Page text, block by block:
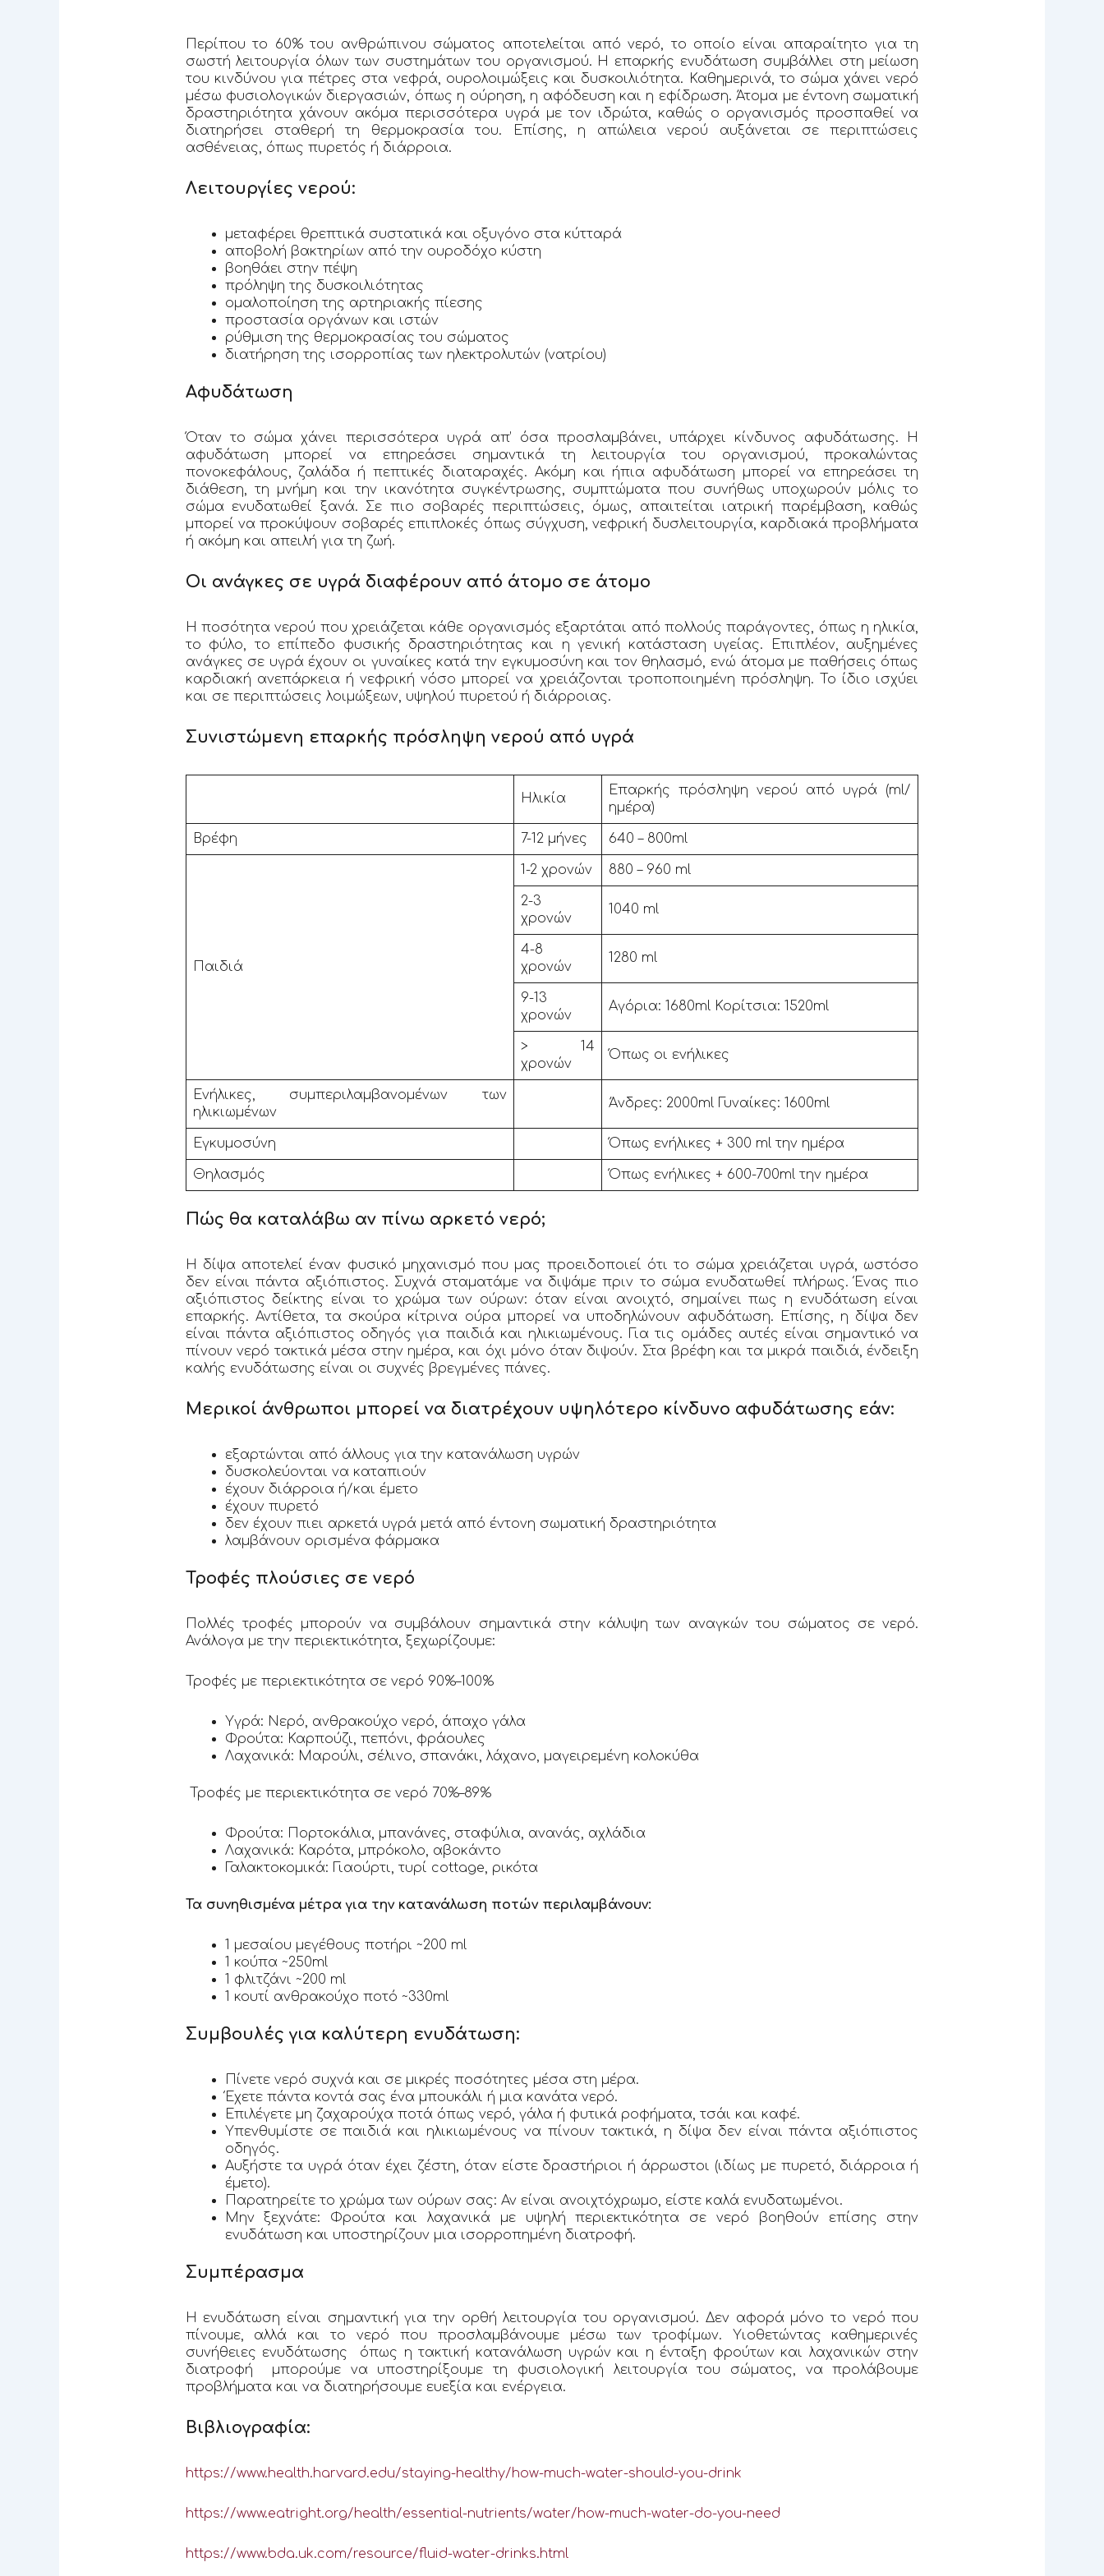
Περίπου το 60% του ανθρώπινου σώματος αποτελείται από νερό, το οποίο είναι απαραίτητο για τη
σωστή λειτουργία όλων των συστημάτων του οργανισμού. Η επαρκής ενυδάτωση συμβάλλει στη μείωση
του κινδύνου για πέτρες στα νεφρά, ουρολοιμώξεις και δυσκοιλιότητα. Καθημερινά, το σώμα χάνει νερό
μέσω φυσιολογικών διεργασιών, όπως η ούρηση, η αφόδευση και η εφίδρωση. Άτομα με έντονη σωματική
δραστηριότητα χάνουν ακόμα περισσότερα υγρά με τον ιδρώτα, καθώς ο οργανισμός προσπαθεί να
διατηρήσει σταθερή τη θερμοκρασία του. Επίσης, η απώλεια νερού αυξάνεται σε περιπτώσεις
ασθένειας, όπως πυρετός ή διάρροια.
Λειτουργίες νερού:
μεταφέρει θρεπτικά συστατικά και οξυγόνο στα κύτταρά
αποβολή βακτηρίων από την ουροδόχο κύστη
βοηθάει στην πέψη
πρόληψη της δυσκοιλιότητας
ομαλοποίηση της αρτηριακής πίεσης
προστασία οργάνων και ιστών
ρύθμιση της θερμοκρασίας του σώματος
διατήρηση της ισορροπίας των ηλεκτρολυτών (νατρίου)
Αφυδάτωση
Όταν το σώμα χάνει περισσότερα υγρά απ’ όσα προσλαμβάνει, υπάρχει κίνδυνος αφυδάτωσης. Η
αφυδάτωση μπορεί να επηρεάσει σημαντικά τη λειτουργία του οργανισμού, προκαλώντας
πονοκεφάλους, ζαλάδα ή πεπτικές διαταραχές. Ακόμη και ήπια αφυδάτωση μπορεί να επηρεάσει τη
διάθεση, τη μνήμη και την ικανότητα συγκέντρωσης, συμπτώματα που συνήθως υποχωρούν μόλις το
σώμα ενυδατωθεί ξανά. Σε πιο σοβαρές περιπτώσεις, όμως, απαιτείται ιατρική παρέμβαση, καθώς
μπορεί να προκύψουν σοβαρές επιπλοκές όπως σύγχυση, νεφρική δυσλειτουργία, καρδιακά προβλήματα
ή ακόμη και απειλή για τη ζωή.
Οι ανάγκες σε υγρά διαφέρουν από άτομο σε άτομο
Η ποσότητα νερού που χρειάζεται κάθε οργανισμός εξαρτάται από πολλούς παράγοντες, όπως η ηλικία,
το φύλο, το επίπεδο φυσικής δραστηριότητας και η γενική κατάσταση υγείας. Επιπλέον, αυξημένες
ανάγκες σε υγρά έχουν οι γυναίκες κατά την εγκυμοσύνη και τον θηλασμό, ενώ άτομα με παθήσεις όπως
καρδιακή ανεπάρκεια ή νεφρική νόσο μπορεί να χρειάζονται τροποποιημένη πρόσληψη. Το ίδιο ισχύει
και σε περιπτώσεις λοιμώξεων, υψηλού πυρετού ή διάρροιας.
Συνιστώμενη επαρκής πρόσληψη νερού από υγρά
Ηλικία
Επαρκής πρόσληψη νερού από υγρά (ml/
ημέρα)
Βρέφη 7-12 μήνες 640 – 800ml
Παιδιά
1-2 χρονών 880 – 960 ml
2-3
χρονών
1040 ml
4-8
χρονών
1280 ml
9-13
χρονών
Αγόρια: 1680ml Κορίτσια: 1520ml
> 14
χρονών
Όπως οι ενήλικες
Ενήλικες, συμπεριλαμβανομένων των
ηλικιωμένων
Άνδρες: 2000ml Γυναίκες: 1600ml
Εγκυμοσύνη Όπως ενήλικες + 300 ml την ημέρα
Θηλασμός Όπως ενήλικες + 600-700ml την ημέρα
Πώς θα καταλάβω αν πίνω αρκετό νερό;
Η δίψα αποτελεί έναν φυσικό μηχανισμό που μας προειδοποιεί ότι το σώμα χρειάζεται υγρά, ωστόσο
δεν είναι πάντα αξιόπιστος. Συχνά σταματάμε να διψάμε πριν το σώμα ενυδατωθεί πλήρως. Ένας πιο
αξιόπιστος δείκτης είναι το χρώμα των ούρων: όταν είναι ανοιχτό, σημαίνει πως η ενυδάτωση είναι
επαρκής. Αντίθετα, τα σκούρα κίτρινα ούρα μπορεί να υποδηλώνουν αφυδάτωση. Επίσης, η δίψα δεν
είναι πάντα αξιόπιστος οδηγός για παιδιά και ηλικιωμένους. Για τις ομάδες αυτές είναι σημαντικό να
πίνουν νερό τακτικά μέσα στην ημέρα, και όχι μόνο όταν διψούν. Στα βρέφη και τα μικρά παιδιά, ένδειξη
καλής ενυδάτωσης είναι οι συχνές βρεγμένες πάνες.
Μερικοί άνθρωποι μπορεί να διατρέχουν υψηλότερο κίνδυνο αφυδάτωσης εάν:
εξαρτώνται από άλλους για την κατανάλωση υγρών
δυσκολεύονται να καταπιούν
έχουν διάρροια ή/και έμετο
έχουν πυρετό
δεν έχουν πιει αρκετά υγρά μετά από έντονη σωματική δραστηριότητα
λαμβάνουν ορισμένα φάρμακα
Τροφές πλούσιες σε νερό
Πολλές τροφές μπορούν να συμβάλουν σημαντικά στην κάλυψη των αναγκών του σώματος σε νερό.
Ανάλογα με την περιεκτικότητα, ξεχωρίζουμε:
Τροφές με περιεκτικότητα σε νερό 90%–100%
Υγρά: Νερό, ανθρακούχο νερό, άπαχο γάλα
Φρούτα: Καρπούζι, πεπόνι, φράουλες
Λαχανικά: Μαρούλι, σέλινο, σπανάκι, λάχανο, μαγειρεμένη κολοκύθα
Τροφές με περιεκτικότητα σε νερό 70%–89%
Φρούτα: Πορτοκάλια, μπανάνες, σταφύλια, ανανάς, αχλάδια
Λαχανικά: Καρότα, μπρόκολο, αβοκάντο
Γαλακτοκομικά: Γιαούρτι, τυρί cottage, ρικότα
Τα συνηθισμένα μέτρα για την κατανάλωση ποτών περιλαμβάνουν:
1 μεσαίου μεγέθους ποτήρι ~200 ml
1 κούπα ~250ml
1 φλιτζάνι ~200 ml
1 κουτί ανθρακούχο ποτό ~330ml
Συμβουλές για καλύτερη ενυδάτωση:
Πίνετε νερό συχνά και σε μικρές ποσότητες μέσα στη μέρα.
Έχετε πάντα κοντά σας ένα μπουκάλι ή μια κανάτα νερό.
Επιλέγετε μη ζαχαρούχα ποτά όπως νερό, γάλα ή φυτικά ροφήματα, τσάι και καφέ.
Υπενθυμίστε σε παιδιά και ηλικιωμένους να πίνουν τακτικά, η δίψα δεν είναι πάντα αξιόπιστος
οδηγός.
Αυξήστε τα υγρά όταν έχει ζέστη, όταν είστε δραστήριοι ή άρρωστοι (ιδίως με πυρετό, διάρροια ή
έμετο).
Παρατηρείτε το χρώμα των ούρων σας: Αν είναι ανοιχτόχρωμο, είστε καλά ενυδατωμένοι.
Μην ξεχνάτε: Φρούτα και λαχανικά με υψηλή περιεκτικότητα σε νερό βοηθούν επίσης στην
ενυδάτωση και υποστηρίζουν μια ισορροπημένη διατροφή.
Συμπέρασμα
Η ενυδάτωση είναι σημαντική για την ορθή λειτουργία του οργανισμού. Δεν αφορά μόνο το νερό που
πίνουμε, αλλά και το νερό που προσλαμβάνουμε μέσω των τροφίμων. Υιοθετώντας καθημερινές
συνήθειες ενυδάτωσης όπως η τακτική κατανάλωση υγρών και η ένταξη φρούτων και λαχανικών στην
διατροφή μπορούμε να υποστηρίξουμε τη φυσιολογική λειτουργία του σώματος, να προλάβουμε
προβλήματα και να διατηρήσουμε ευεξία και ενέργεια.
Βιβλιογραφία:
https://www.health.harvard.edu/staying-healthy/how-much-water-should-you-drink
https://www.eatright.org/health/essential-nutrients/water/how-much-water-do-you-need
https://www.bda.uk.com/resource/fluid-water-drinks.html